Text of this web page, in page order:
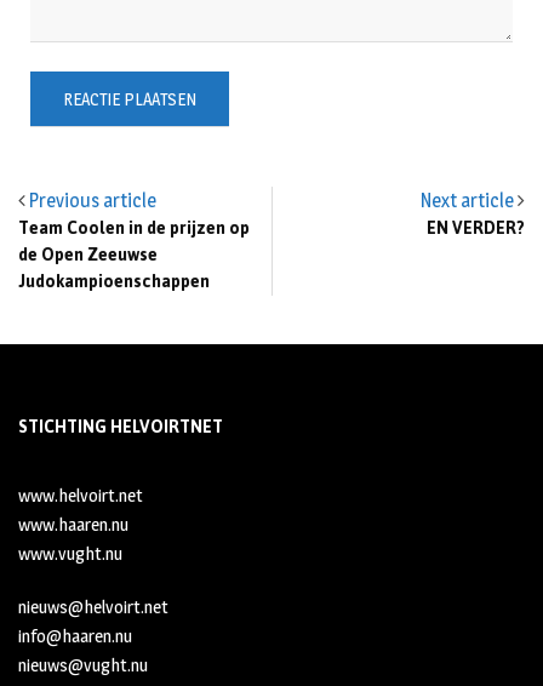
Previous article
Team Coolen in de prijzen op
de Open Zeeuwse
Judokampioenschappen
Next article
EN VERDER?
STICHTING HELVOIRTNET
www.helvoirt.net
www.haaren.nu
www.vught.nu
nieuws@helvoirt.net
info@haaren.nu
nieuws@vught.nu